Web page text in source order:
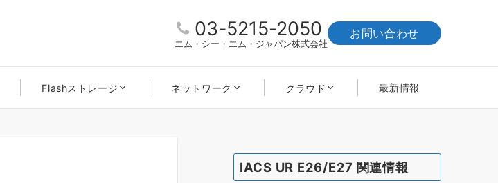
03-5215-2050
エム・シー・エム・ジャパン株式会社
お問い合わせ
Flashストレージ ネットワーク クラウド 最新情報
IACS UR E26/E27 関連情報